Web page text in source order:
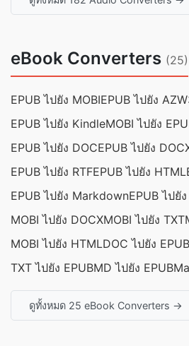
eBook Converters (25)
EPUB ไปยัง MOBIEPUB ไปยัง
EPUB ไปยัง KindleMOBI ไปยัง
EPUB ไปยัง DOCEPUB ไปยัง
EPUB ไปยัง RTFEPUB ไปยัง HTML
EPUB ไปยัง MarkdownEPUB ไปยั
MOBI ไปยัง DOCXMOBI ไปยัง TXT
MOBI ไปยัง HTMLDOC ไปยัง EPUB
TXT ไปยัง EPUBMD ไปยัง EPUB
ดูทั้งหมด 25 eBook Converters →